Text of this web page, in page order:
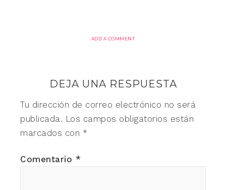
ADD A COMMENT
DEJA UNA RESPUESTA
Tu dirección de correo electrónico no será
publicada. Los campos obligatorios están
marcados con *
Comentario *